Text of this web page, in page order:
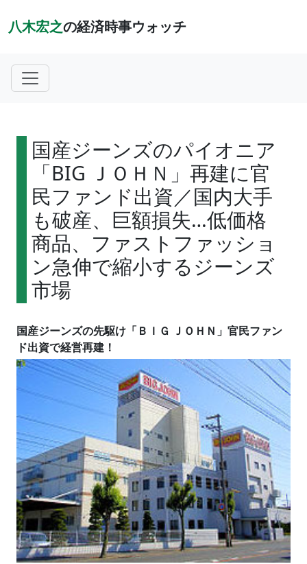
八木宏之の経済時事ウォッチ
国産ジーンズのパイオニア
「BIG ＪＯＨＮ」再建に官
民ファンド出資／国内大手
も破産、巨額損失…低価格
商品、ファストファッショ
ン急伸で縮小するジーンズ
市場
国産ジーンズの先駆け「ＢＩＧ ＪＯＨＮ」官民ファン
ド出資で経営再建！